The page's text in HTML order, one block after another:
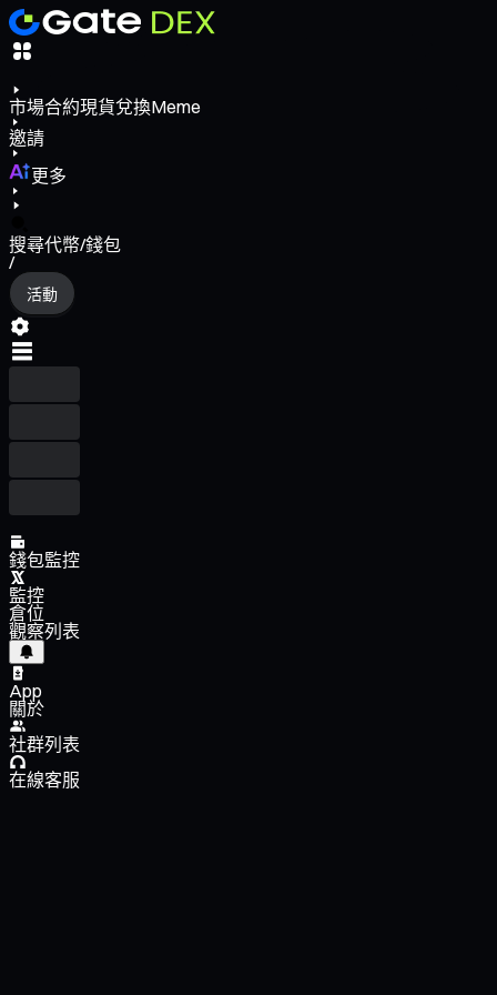
市場合約現貨兌換Meme
邀請
更多
搜尋代幣/錢包
/
活動
錢包監控
監控
倉位
觀察列表
App
關於
社群列表
在線客服